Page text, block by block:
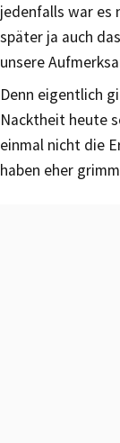
jedenfalls war es
später ja auch
unsere
Denn eigentlich
Nacktheit heute
einmal nicht die
haben eher